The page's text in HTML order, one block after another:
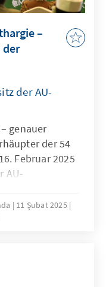
–
der
der AU-
genauer
der 54
Februar 2025
AU-
mit
auf der Hand.
für was stehen
11 Şubat 2025